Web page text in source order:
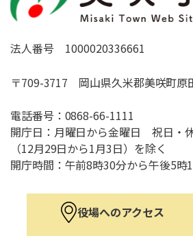
法人番号 1000020336661
〒709-3717 岡山県久米郡美咲町原
電話番号： 0868-66-1111
開庁日：月曜日から金曜日 祝日・
（12月29日から1月3日）を除く
開庁時間：午前8時30分から午後5時
役場へのアクセス